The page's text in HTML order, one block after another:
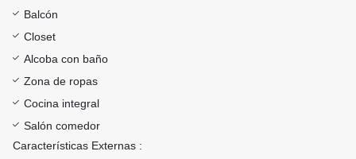
Balcón
Closet
Alcoba con baño
Zona de ropas
Cocina integral
Salón comedor
Características Externas :